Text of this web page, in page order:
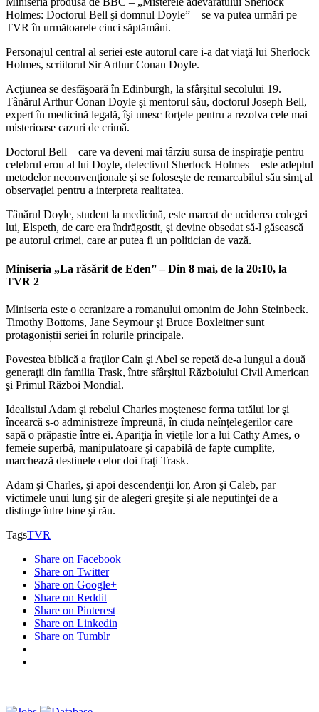
Holmes: Doctorul Bell şi domnul Doyle” – se va putea urmări pe
TVR în următoarele cinci săptămâni.
Personajul central al seriei este autorul care i-a dat viaţă lui Sherlock
Holmes, scriitorul Sir Arthur Conan Doyle.
Acţiunea se desfăşoară în Edinburgh, la sfârşitul secolului 19.
Tânărul Arthur Conan Doyle şi mentorul său, doctorul Joseph Bell,
expert în medicină legală, îşi unesc forţele pentru a rezolva cele mai
misterioase cazuri de crimă.
Doctorul Bell – care va deveni mai târziu sursa de inspiraţie pentru
celebrul erou al lui Doyle, detectivul Sherlock Holmes – este adeptul
metodelor neconvenţionale şi se foloseşte de remarcabilul său simţ al
observaţiei pentru a interpreta realitatea.
Tânărul Doyle, student la medicină, este marcat de uciderea colegei
lui, Elspeth, de care era îndrăgostit, şi devine obsedat să-l găsească
pe autorul crimei, care ar putea fi un politician de vază.
Miniseria „La răsărit de Eden” – Din 8 mai, de la 20:10, la
TVR 2
Miniseria este o ecranizare a romanului omonim de John Steinbeck.
Timothy Bottoms, Jane Seymour şi Bruce Boxleitner sunt
protagoniștii seriei în rolurile principale.
Povestea biblică a fraţilor Cain şi Abel se repetă de-a lungul a două
generaţii din familia Trask, între sfârşitul Războiului Civil American
şi Primul Război Mondial.
Idealistul Adam şi rebelul Charles moştenesc ferma tatălui lor şi
încearcă s-o administreze împreună, în ciuda neînţelegerilor care
sapă o prăpastie între ei. Apariţia în vieţile lor a lui Cathy Ames, o
femeie superbă, manipulatoare şi capabilă de fapte cumplite,
marchează destinele celor doi fraţi Trask.
Adam şi Charles, şi apoi descendenţii lor, Aron şi Caleb, par
victimele unui lung şir de alegeri greşite şi ale neputinţei de a
distinge între bine şi rău.
TagsTVR
Share on Facebook
Share on Twitter
Share on Google+
Share on Reddit
Share on Pinterest
Share on Linkedin
Share on Tumblr